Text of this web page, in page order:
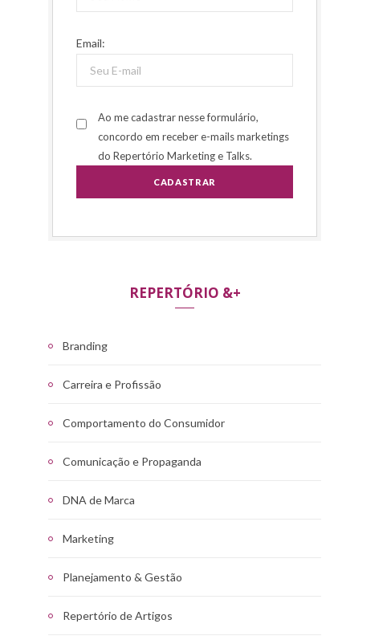
Email:
Ao me cadastrar nesse formulário,
concordo em receber e-mails marketings
do Repertório Marketing e Talks.
REPERTÓRIO &+
Branding
Carreira e Profissão
Comportamento do Consumidor
Comunicação e Propaganda
DNA de Marca
Marketing
Planejamento & Gestão
Repertório de Artigos